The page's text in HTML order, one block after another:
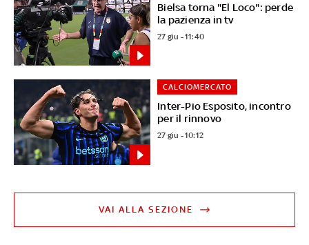
Bielsa torna "El Loco": perde
la pazienza in tv
27 giu - 11:40
Inter-Pio Esposito, incontro
per il rinnovo
CALCIOMERCATO
27 giu - 10:12
VAI ALLA SEZIONE